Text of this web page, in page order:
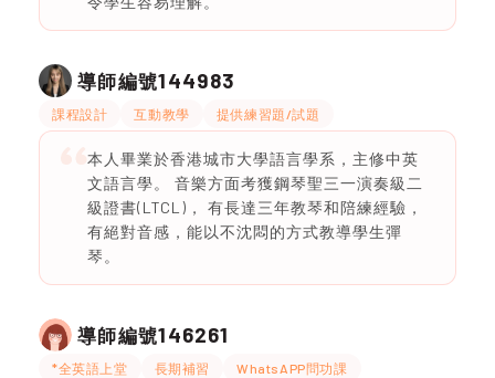
導師編號144983
課程設計 互動教學 提供練習題/試題
本人畢業於香港城市大學語言學系，主修中英
文語言學。 音樂方面考獲鋼琴聖三一演奏級二
級證書(LTCL)， 有長達三年教琴和陪練經驗，
有絕對音感，能以不沈悶的方式教導學生彈
琴。
導師編號146261
*全英語上堂 長期補習 WhatsAPP問功課